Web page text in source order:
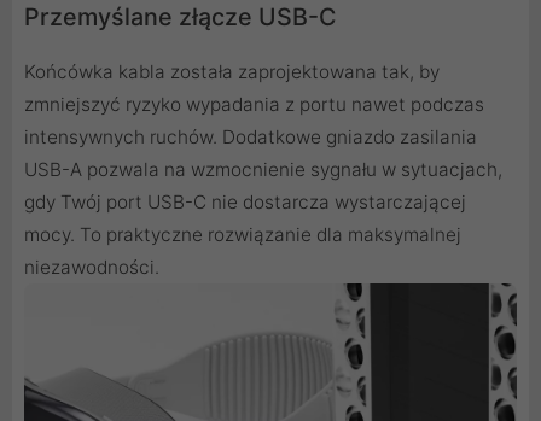
Przemyślane złącze USB-C
Końcówka kabla została zaprojektowana tak, by
zmniejszyć ryzyko wypadania z portu nawet podczas
intensywnych ruchów. Dodatkowe gniazdo zasilania
USB-A pozwala na wzmocnienie sygnału w sytuacjach,
gdy Twój port USB-C nie dostarcza wystarczającej
mocy. To praktyczne rozwiązanie dla maksymalnej
niezawodności.